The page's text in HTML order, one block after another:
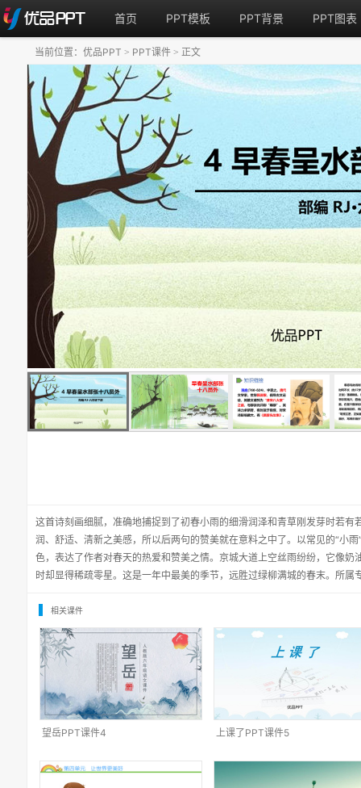
首页 PPT模板 PPT背景 PPT图表
这首诗刻画细腻，准确地捕捉到了初春小雨的细滑润泽和青草刚发芽时若
润、舒适、清新之美感，所以后两句的赞美就在意料之中了。以常见的“小
色，表达了作者对春天的热爱和赞美之情。京城大道上空丝雨纷纷，它像
时却显得稀疏零星。这是一年中最美的季节，远胜过绿柳满城的春末。所属
当前位置： 优品PPT > PPT课件 > 正文
相关课件
望岳PPT课件4 上课了PPT课件5